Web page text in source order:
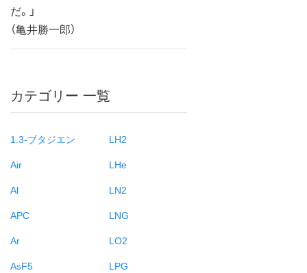
だ。」
（亀井勝一郎）
カテゴリー 一覧
1.3-ブタジエン
Air
Al
APC
Ar
AsF5
LH2
LHe
LN2
LNG
LO2
LPG